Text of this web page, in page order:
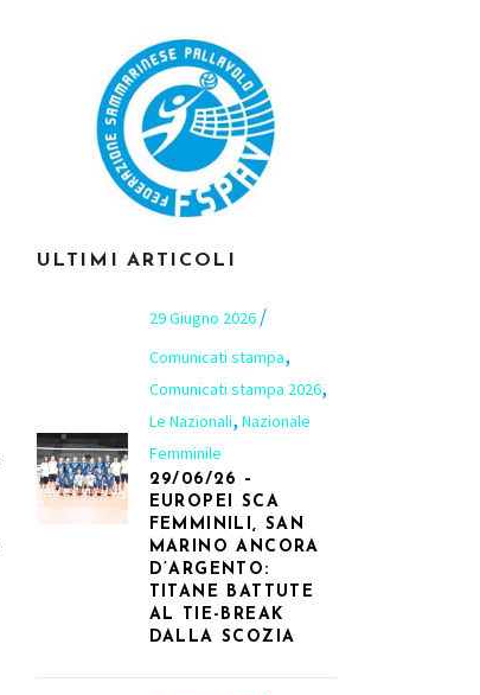
ULTIMI ARTICOLI
29 Giugno 2026
Comunicati stampa,
Comunicati stampa 2026,
Le Nazionali, Nazionale
Femminile
29/06/26 –
EUROPEI SCA
FEMMINILI, SAN
MARINO ANCORA
D’ARGENTO:
TITANE BATTUTE
AL TIE-BREAK
DALLA SCOZIA